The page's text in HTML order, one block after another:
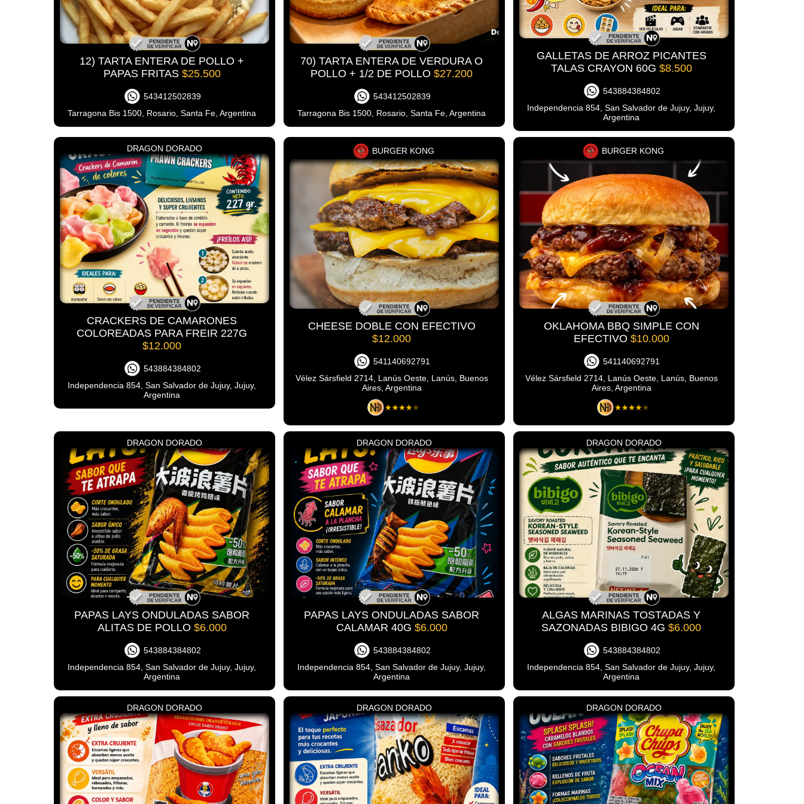
12) TARTA ENTERA DE POLLO +
PAPAS FRITAS $25.500
543412502839
Tarragona Bis 1500, Rosario, Santa Fe, Argentina
70) TARTA ENTERA DE VERDURA O
POLLO + 1/2 DE POLLO$27.200
543412502839
Tarragona Bis 1500, Rosario, Santa Fe, Argentina
GALLETAS DE ARROZ PICANTES
TALAS CRAYON 60G $8.500
543884384802
Independencia 854, San Salvador de Jujuy, Jujuy,
Argentina
DRAGON DORADO
CRACKERS DE CAMARONES
COLOREADAS PARA FREIR 227G
$12.000
543884384802
Independencia 854, San Salvador de Jujuy, Jujuy,
Argentina
BURGER KONG
CHEESE DOBLE CON EFECTIVO
$12.000
541140692791
Vélez Sársfield 2714, Lanús Oeste, Lanús, Buenos
Aires, Argentina
BURGER KONG
OKLAHOMA BBQ SIMPLE CON
EFECTIVO $10.000
541140692791
Vélez Sársfield 2714, Lanús Oeste, Lanús, Buenos
Aires, Argentina
DRAGON DORADO
PAPAS LAYS ONDULADAS SABOR
ALITAS DE POLLO $6.000
543884384802
Independencia 854, San Salvador de Jujuy, Jujuy,
Argentina
DRAGON DORADO
PAPAS LAYS ONDULADAS SABOR
CALAMAR 40G $6.000
543884384802
Independencia 854, San Salvador de Jujuy, Jujuy,
Argentina
DRAGON DORADO
ALGAS MARINAS TOSTADAS Y
SAZONADAS BIBIGO 4G$6.000
543884384802
Independencia 854, San Salvador de Jujuy, Jujuy,
Argentina
DRAGON DORADO DRAGON DORADO DRAGON DORADO